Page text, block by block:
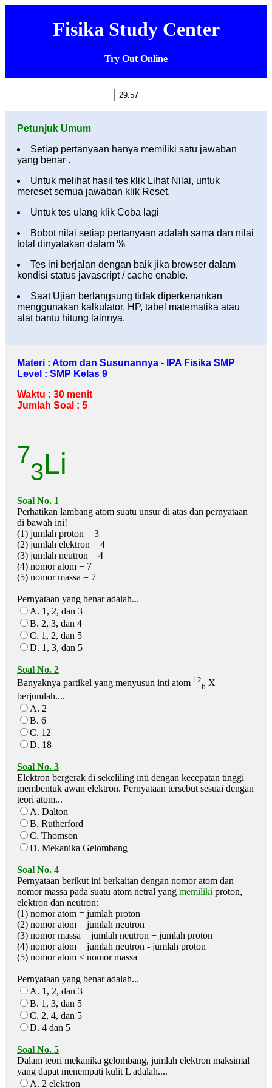
Fisika Study Center
Try Out Online
Petunjuk Umum
Setiap pertanyaan hanya memiliki satu jawaban
yang benar .
Untuk melihat hasil tes klik Lihat Nilai, untuk
mereset semua jawaban klik Reset.
Untuk tes ulang klik Coba lagi
Bobot nilai setiap pertanyaan adalah sama dan nilai
total dinyatakan dalam %
Tes ini berjalan dengan baik jika browser dalam
kondisi status javascript / cache enable.
Saat Ujian berlangsung tidak diperkenankan
menggunakan kalkulator, HP, tabel matematika atau
alat bantu hitung lainnya.
Materi : Atom dan Susunannya - IPA Fisika SMP
Level : SMP Kelas 9
Waktu : 30 menit
Jumlah Soal : 5
7
3Li
Soal No. 1
Perhatikan lambang atom suatu unsur di atas dan pernyataan
di bawah ini!
(1) jumlah proton = 3
(2) jumlah elektron = 4
(3) jumlah neutron = 4
(4) nomor atom = 7
(5) nomor massa = 7
Pernyataan yang benar adalah...
A. 1, 2, dan 3
B. 2, 3, dan 4
C. 1, 2, dan 5
D. 1, 3, dan 5
Soal No. 2
Banyaknya partikel yang menyusun inti atom 12
6 X
berjumlah....
A. 2
B. 6
C. 12
D. 18
Soal No. 3
Elektron bergerak di sekeliling inti dengan kecepatan tinggi
membentuk awan elektron. Pernyataan tersebut sesuai dengan
teori atom...
A. Dalton
B. Rutherford
C. Thomson
D. Mekanika Gelombang
Soal No. 4
Pernyataan berikut ini berkaitan dengan nomor atom dan
nomor massa pada suatu atom netral yang memiliki proton,
elektron dan neutron:
(1) nomor atom = jumlah proton
(2) nomor atom = jumlah neutron
(3) nomor massa = jumlah neutron + jumlah proton
(4) nomor atom = jumlah neutron - jumlah proton
(5) nomor atom < nomor massa
Pernyataan yang benar adalah...
A. 1, 2, dan 3
B. 1, 3, dan 5
C. 2, 4, dan 5
D. 4 dan 5
Soal No. 5
Dalam teori mekanika gelombang, jumlah elektron maksimal
yang dapat menempati kulit L adalah....
A. 2 elektron